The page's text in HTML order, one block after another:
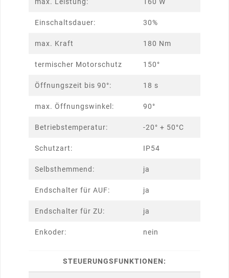
max. Leistung: 160 W
Einschaltsdauer: 30%
max. Kraft 180 Nm
termischer Motorschutz 150°
Öffnungszeit bis 90°: 18 s
max. Öffnungswinkel: 90°
Betriebstemperatur: -20° + 50°C
Schutzart: IP54
Selbsthemmend: ja
Endschalter für AUF: ja
Endschalter für ZU: ja
Enkoder: nein
STEUERUNGSFUNKTIONEN: